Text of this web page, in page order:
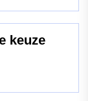
keuze